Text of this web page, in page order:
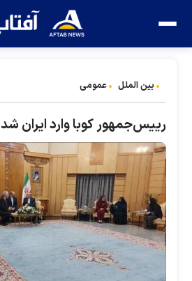
بین الملل عمومی
رییس‌جمهور کوبا وارد ایران شد